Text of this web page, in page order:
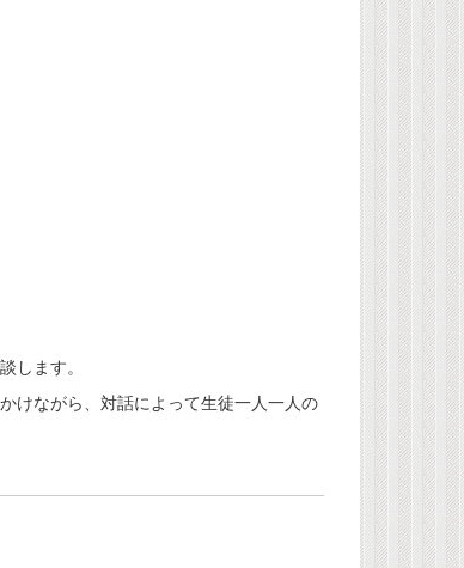
します。
けながら、対話によって生徒一人一人の